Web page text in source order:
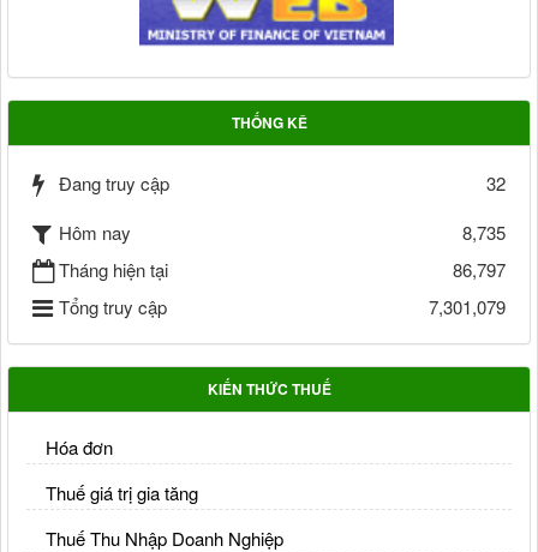
THỐNG KÊ
Đang truy cập
32
Hôm nay
8,735
Tháng hiện tại
86,797
Tổng truy cập
7,301,079
KIẾN THỨC THUẾ
Hóa đơn
Thuế giá trị gia tăng
Thuế Thu Nhập Doanh Nghiệp